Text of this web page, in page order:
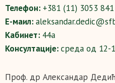
Телефон: +381 (11) 3053 841
Е-маил:
Кабинет: 44а
Консултације:среда од 12-
Проф. др Александар